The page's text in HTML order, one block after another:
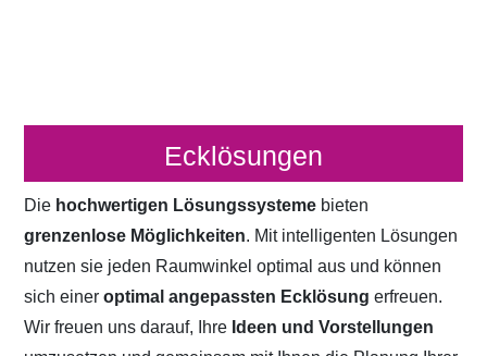
Ecklösungen
Die hochwertigen Lösungssysteme bieten
grenzenlose Möglichkeiten. Mit intelligenten Lösungen
nutzen sie jeden Raumwinkel optimal aus und können
sich eineroptimal angepassten Ecklösung erfreuen.
Wir freuen uns darauf, Ihre Ideen und Vorstellungen